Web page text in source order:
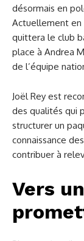
désormais en
Actuellement en
quittera le club
place à Andrea
de l’équipe
Joël Rey est
des qualités qui
structurer un
connaissance
contribuer à
Vers